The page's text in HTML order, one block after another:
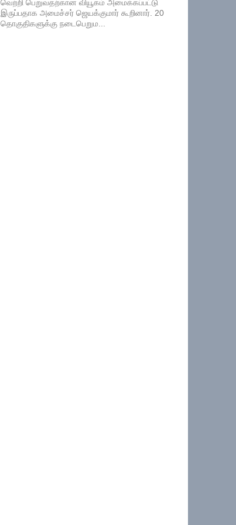
வெற்றி பெறுவதற்கான வியூகம் அமைக்கப்பட்டு
இருப்பதாக அமைச்சர் ஜெயக்குமார் கூறினார். 20
தொகுதிகளுக்கு நடைபெறும...